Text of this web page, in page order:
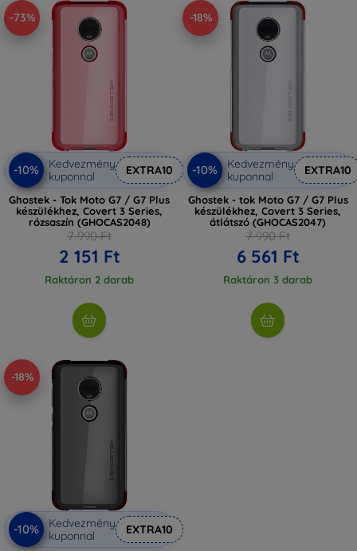
-73%
-10%
Kedvezmény
kuponnal
EXTRA10
Ghostek - Tok Moto G7 / G7 Plus
készülékhez, Covert 3 Series,
rózsaszín (GHOCAS2048)
7 990 Ft
2 151 Ft
Raktáron 2 darab
-18%
-10%
Kedvezmény
kuponnal
EXTRA10
Ghostek - tok Moto G7 / G7 Plus
készülékhez, Covert 3 Series,
átlátszó (GHOCAS2047)
7 990 Ft
6 561 Ft
Raktáron 3 darab
-18%
-10%
Kedvezmény
kuponnal
EXTRA10